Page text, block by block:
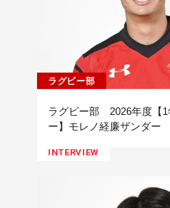
ラグビー部
ラグビー部 2026年度【1
ー】モレノ経廉ザンダー
INTERVIEW